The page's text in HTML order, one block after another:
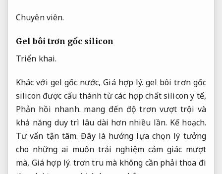
Chuyên viên.
Gel bôi trơn gốc silicon
Triển khai.
Khác với gel gốc nước,Giá hợp lý. gel bôi trơn gốc
silicon được cấu thành từ các hợp chất silicon y tế,
Phản hồi nhanh. mang đến độ trơn vượt trội và
khả năng duy trì lâu dài hơn nhiều lần. Kế hoạch.
Tư vấn tận tâm. Đây là hướng lựa chọn lý tưởng
cho những ai muốn trải nghiệm cảm giác mượt
mà, Giá hợp lý. trơn tru mà không cần phải thoa đi